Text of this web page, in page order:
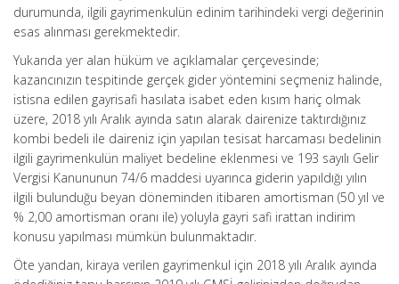
durumunda, ilgili gayrimenkulün edinim tarihindeki vergi değerinin
esas alınması gerekmektedir.
Yukarıda yer alan hüküm ve açıklamalar çerçevesinde;
kazancınızın tespitinde gerçek gider yöntemini seçmeniz halinde,
istisna edilen gayrisafi hasılata isabet eden kısım hariç olmak
üzere, 2018 yılı Aralık ayında satın alarak dairenize taktırdığınız
kombi bedeli ile daireniz için yapılan tesisat harcaması bedelinin
ilgili gayrimenkulün maliyet bedeline eklenmesi ve 193 sayılı Gelir
Vergisi Kanununun 74/6 maddesi uyarınca giderin yapıldığı yılın
ilgili bulunduğu beyan döneminden itibaren amortisman (50 yıl ve
% 2,00 amortisman oranı ile) yoluyla gayri safi irattan indirim
konusu yapılması mümkün bulunmaktadır.
Öte yandan, kiraya verilen gayrimenkul için 2018 yılı Aralık ayında